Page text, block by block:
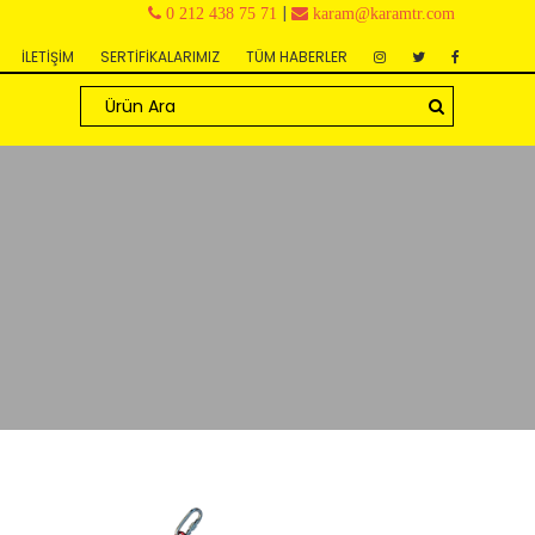
0 212 438 75 71 | karam@karamtr.com
TÜM HABERLER
SERTİFİKALARIMIZ
İLETİŞİM